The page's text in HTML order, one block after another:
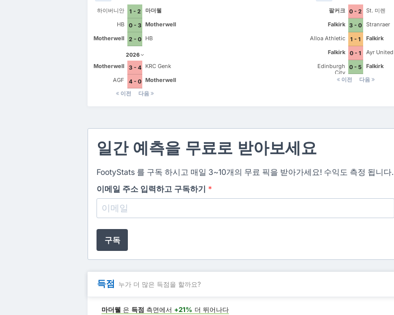
하이버니안 1 - 2
마더웰
HB
0 - 3
Motherwell
Motherwell
2 - 0 HB
2026
Motherwell 3 - 4
KRC Genk
AGF
4 - 0
Motherwell
이전
다음
팔커크 0 - 2
St. 미렌
Falkirk 3 - 0
Stranraer
Alloa Athletic
1 - 1
Falkirk
Falkirk
0 - 1
Ayr United
Edinburgh
City
0 - 5
Falkirk
이전
다음
일간 예측을 무료로 받아보세요
FootyStats 를 구독 하시고 매일 3~10개의 무료 픽을 받아가세요! 수익도 측정 됩니다.
이메일 주소 입력하고 구독하기 *
구독
득점 누가 더 많은 득점을 할까요?
마더웰 은 득점 측면에서 +21% 더 뛰어나다